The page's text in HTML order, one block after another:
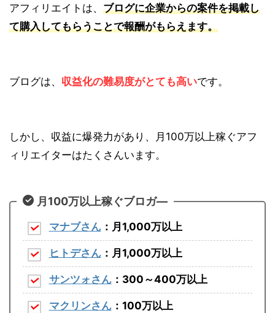
アフィリエイトは、 ブログに企業からの案件を掲載し
て購入してもらうことで報酬がもらえます。
ブログは、 収益化の難易度がとても高いです。
しかし、収益に爆発力があり、 月100万以上稼ぐアフ
ィリエイターはたくさんいます。
月100万以上稼ぐブロガ―
マナブさん：月1,000万以上
ヒトデさん：月1,000万以上
サンツォさん：300～400万以上
マクリンさん：100万以上